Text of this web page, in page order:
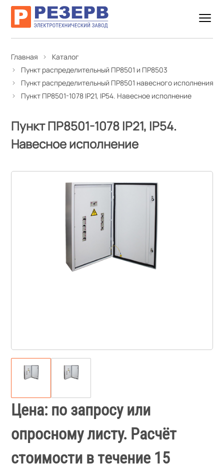
Главная
Каталог
Пункт распределительный ПР8501 и ПР8503
Пункт распределительный ПР8501 навесного исполнения
Пункт ПР8501-1078 IP21, IP54. Навесное исполнение
Пункт ПР8501-1078 IP21, IP54.
Навесное исполнение
Цена: по запросу или
опросному листу. Расчёт
стоимости в течение 15